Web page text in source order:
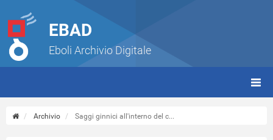
EBAD
Eboli Archivio Digitale
Archivio Saggi ginnici all'interno del c...